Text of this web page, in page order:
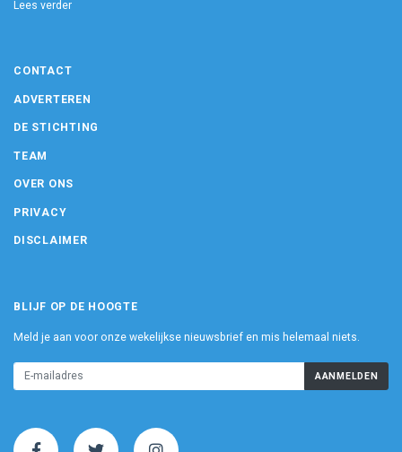
Lees verder
CONTACT
ADVERTEREN
DE STICHTING
TEAM
OVER ONS
PRIVACY
DISCLAIMER
BLIJF OP DE HOOGTE
Meld je aan voor onze wekelijkse nieuwsbrief en mis helemaal niets.
AANMELDEN